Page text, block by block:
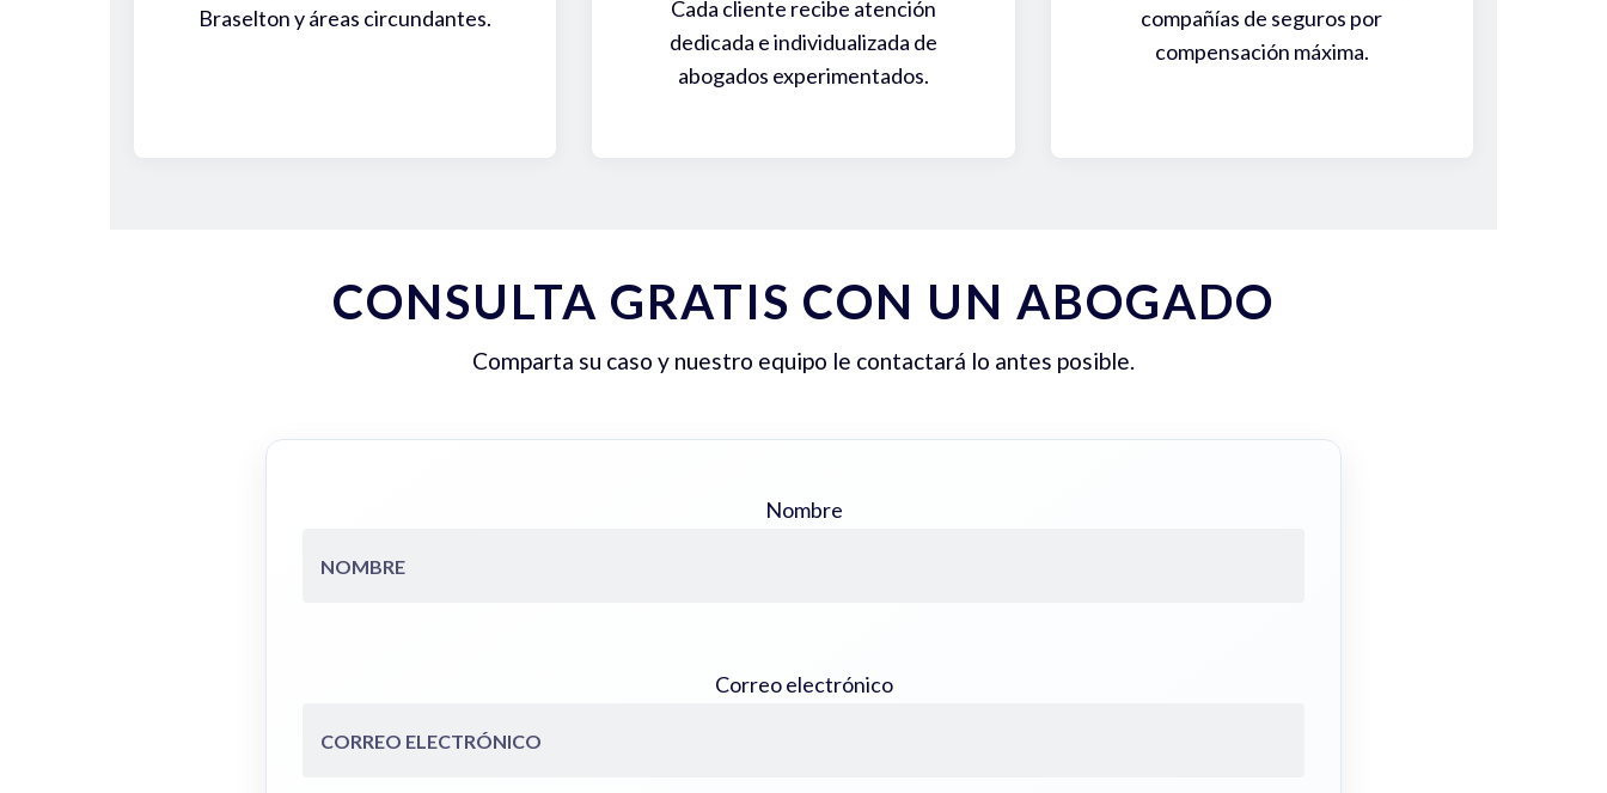
Braselton y áreas circundantes.
Cada cliente recibe atención
dedicada e individualizada de
abogados experimentados.
compañías de seguros por
compensación máxima.
CONSULTA GRATIS CON UN ABOGADO
Comparta su caso y nuestro equipo le contactará lo antes posible.
Nombre
Correo electrónico